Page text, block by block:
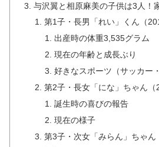
与沢翼と相原麻美の子供は3人！
第1子・長男「れい」くん（
出産時の体重3,535グラム
現在の年齢と成長ぶり
好きなスポーツ（サッカー
第2子・長女「にな」ちゃん（
誕生時の喜びの報告
現在の様子
第3子・次女「みらん」ちゃん